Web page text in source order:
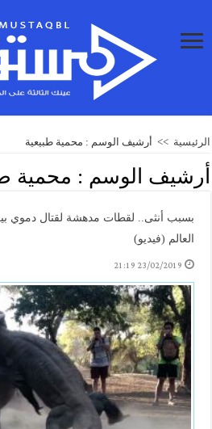
الرئيسية >> أرشيف الوسم : محمية طبيعية
أرشيف الوسم : محمية
بسبب أنثى.. لقطات مدهشة لقتال دموي
العالم (فيديو)
23/02/2019 21:19